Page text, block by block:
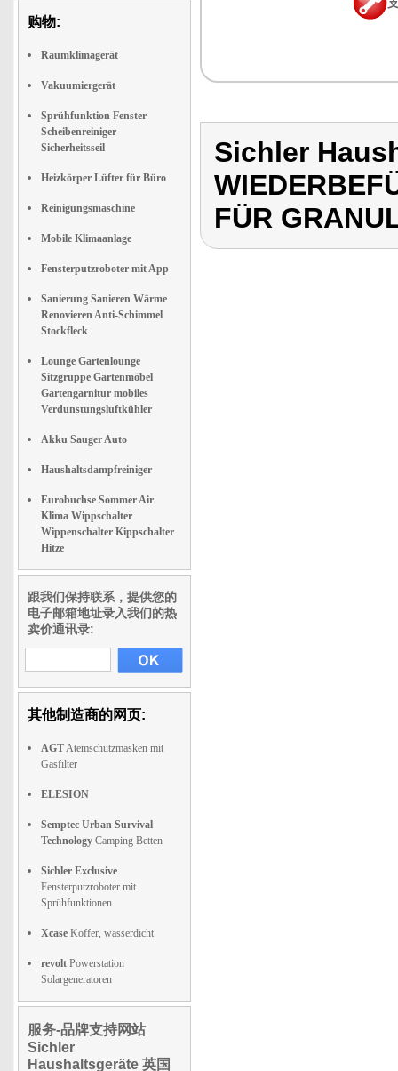
购物:
Raumklimagerät
Vakuumiergerät
Sprühfunktion Fenster
Scheibenreiniger
Sicherheitsseil
Heizkörper Lüfter für Büro
Reinigungsmaschine
Mobile Klimaanlage
Fensterputzroboter mit App
Sanierung Sanieren Wärme
Renovieren Anti-Schimmel
Stockfleck
Lounge Gartenlounge
Sitzgruppe Gartenmöbel
Gartengarnitur mobiles
Verdunstungsluftkühler
Akku Sauger Auto
Haushaltsdampfreiniger
Eurobuchse Sommer Air
Klima Wippschalter
Wippenschalter Kippschalter
Hitze
跟我们保持联系，提供您的
电子邮箱地址录入我们的热
卖价通讯录:
其他制造商的网页:
AGTAtemschutzmasken mit
Gasfilter
ELESION
Semptec Urban Survival
Technology Camping Betten
Sichler Exclusive
Fensterputzroboter mit
Sprühfunktionen
Xcase Koffer, wasserdicht
revolt Powerstation
Solargeneratoren
服务-品牌支持网站
Sichler
Haushaltsgeräte 英国
Sichler
FÜR